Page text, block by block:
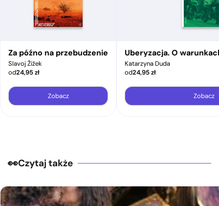
Za późno na przebudzenie
Slavoj Žižek
od24,95zł
Zobacz
Uberyzacja. O
Katarzyna Duda
od24,95zł
Zobacz
Czytaj także